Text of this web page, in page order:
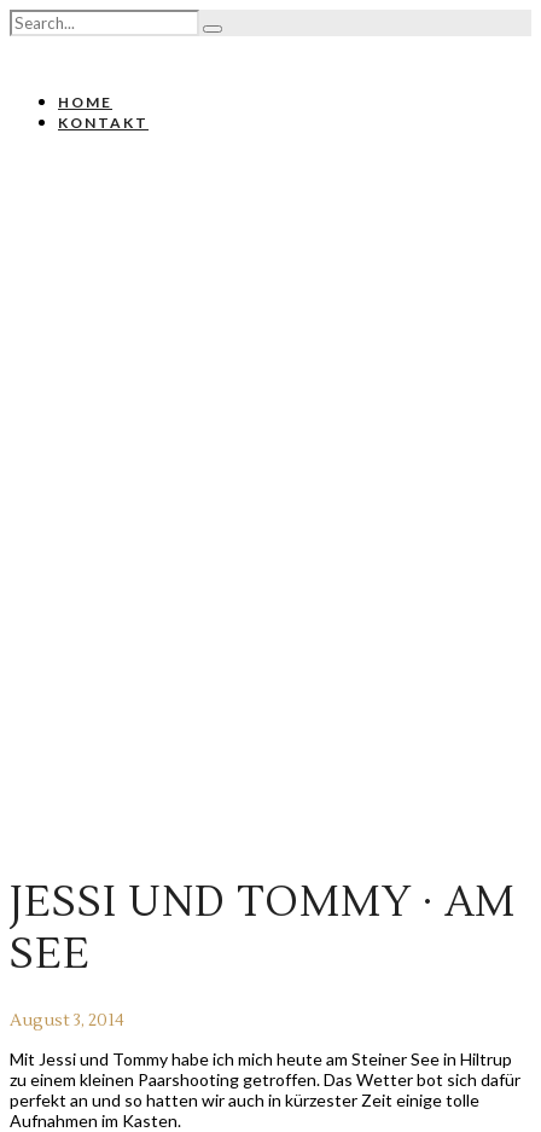
HOME
KONTAKT
JESSI UND TOMMY · AM
SEE
August 3, 2014
Mit Jessi und Tommy habe ich mich heute am Steiner See in Hiltrup
zu einem kleinen Paarshooting getroffen. Das Wetter bot sich dafür
perfekt an und so hatten wir auch in kürzester Zeit einige tolle
Aufnahmen im Kasten.